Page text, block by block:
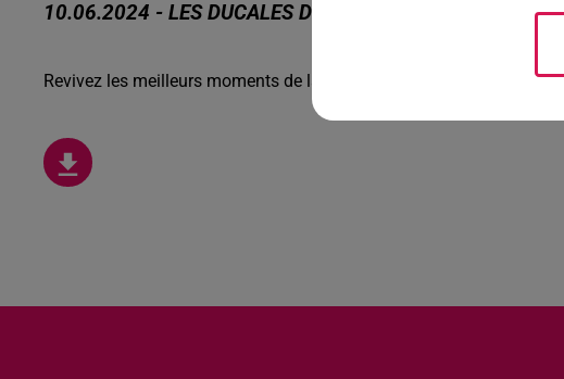
10.06.2024 - LES DUCALES DE GUISE REVIENNENT
Revivez les meilleurs moments de la Ligne des Auditeurs